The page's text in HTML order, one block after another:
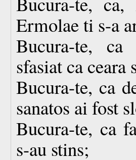
Ermolae ti s-a
Bucura-te,
sfasiat ca ceara
Bucura-te, ca
sanatos ai fost
Bucura-te, ca
s-au stins;